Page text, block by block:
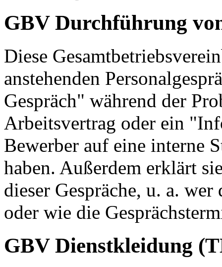
GBV Durchführung
Diese
anstehenden
Gespräch" während der
Arbeitsvertrag oder ein
Bewerber auf eine interne
haben. Außerdem erklärt
dieser Gespräche, u. a.
oder wie die
GBV Dienstkleidung